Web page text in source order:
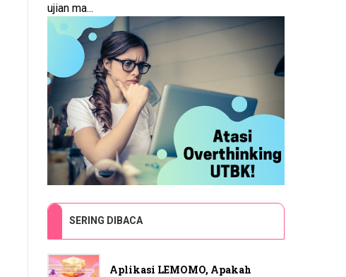
ujian ma...
SERING DIBACA
Aplikasi LEMOMO, Apakah